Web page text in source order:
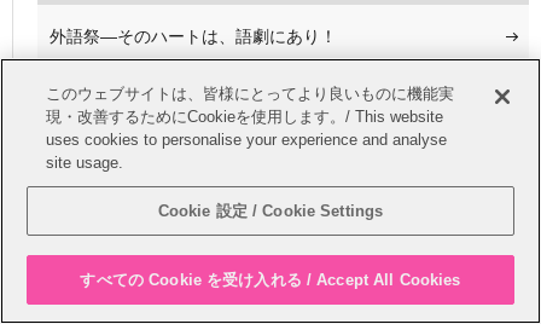
外語祭―そのハートは、語劇にあり！
2013年の東京外国語大学を振り返る
東京外大の「英語」
私たちにできること・・・ 外大東北復興支援隊
このウェブサイトは、皆様にとってより良いものに機能実
現・改善するためにCookieを使用します。/ This website
uses cookies to personalise your experience and analyse
site usage.
Cookie 設定 / Cookie Settings
すべての Cookie を受け入れる / Accept All Cookies